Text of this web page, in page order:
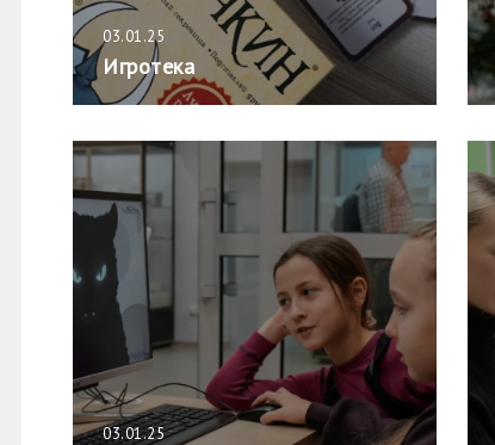
03.01.25
Игротека
03.01.25